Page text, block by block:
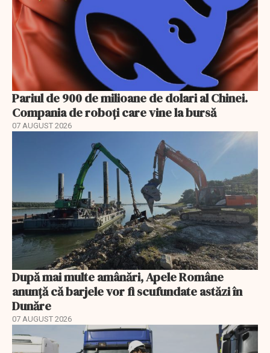
Pariul de 900 de milioane de dolari al Chinei.
Compania de roboți care vine la bursă
07 AUGUST 2026
După mai multe amânări, Apele Române
anunță că barjele vor fi scufundate astăzi în
Dunăre
07 AUGUST 2026